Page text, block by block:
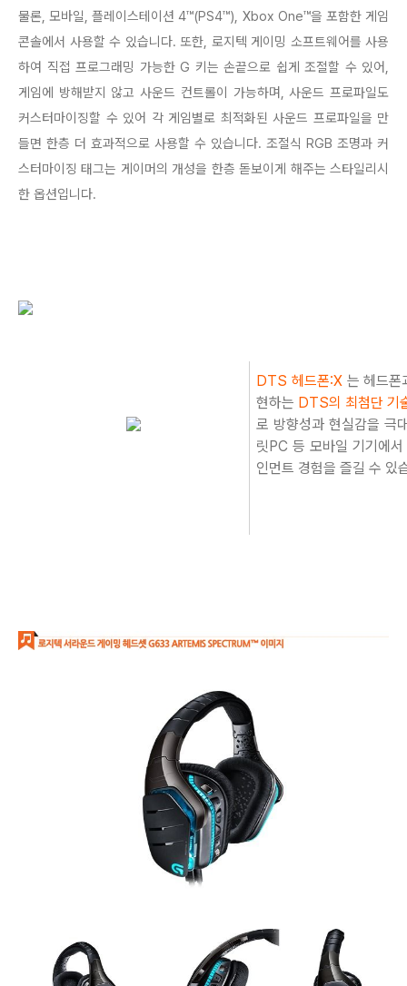
물론, 모바일, 플레이스테이션 4™(PS4™), Xbox One™을 포함한 게임
콘솔에서 사용할 수 있습니다. 또한, 로지텍 게이밍 소프트웨어를 사용
하여 직접 프로그래밍 가능한 G 키는 손끝으로 쉽게 조절할 수 있어,
게임에 방해받지 않고 사운드 컨트롤이 가능하며, 사운드 프로파일도
커스터마이징할 수 있어 각 게임별로 최적화된 사운드 프로파일을 만
들면 한층 더 효과적으로 사용할 수 있습니다. 조절식 RGB 조명과 커
스터마이징 태그는 게이머의 개성을 한층 돋보이게 해주는 스타일리시
한 옵션입니다.
DTS 헤드폰:X 는 헤드폰
현하는 DTS의 최첨단 기
로 방향성과 현실감을 극
릿PC 등 모바일 기기에
인먼트 경험을 즐길 수 있